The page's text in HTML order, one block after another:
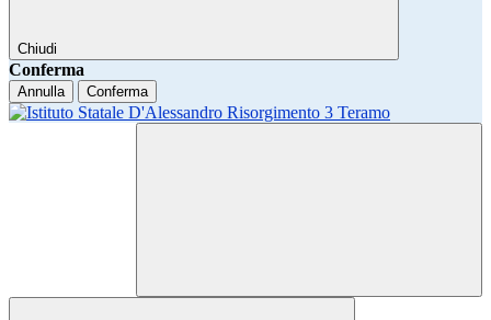
Chiudi
Conferma
Annulla Conferma